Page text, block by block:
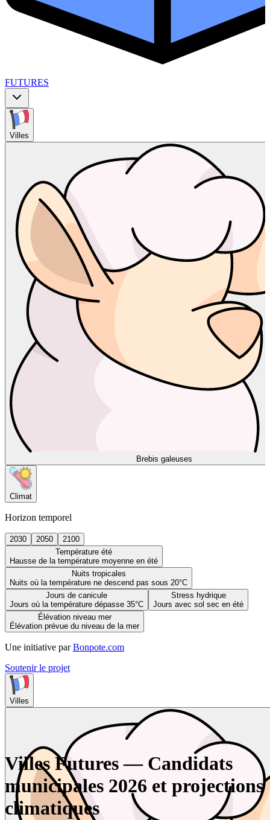
FUTURES
Villes
Brebis galeuses
Climat
Horizon temporel
2030 2050
2100
Température été
Hausse de la température moyenne en été
Nuits tropicales
Nuits où la température ne descend pas sous 20°C
Jours de canicule
Jours où la température dépasse 35°C
Stress hydrique
Jours avec sol sec en été
Élévation niveau mer
Élévation prévue du niveau de la mer
Une initiative par Bonpote.com
Soutenir le projet
Villes
Villes Futures — Candidats
municipales 2026 et projections
climatiques